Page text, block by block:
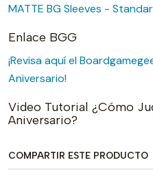
MATTE BG Sleeves -
Enlace BGG
¡Revisa aquí el
Aniversario!
Video Tutorial ¿Cómo
Aniversario?
COMPARTIR ESTE PRODUCTO